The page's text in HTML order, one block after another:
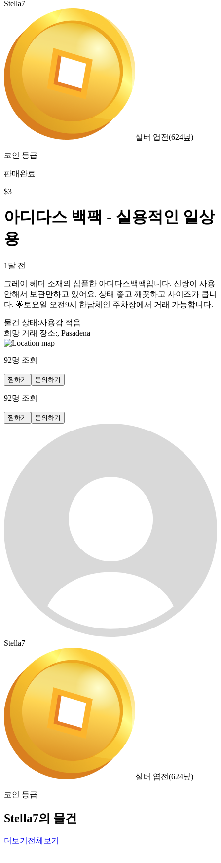
Stella7
실버 엽전(624닢)
코인 등급
판매완료
$3
아디다스 백팩 - 실용적인 일상
용
1달 전
그레이 헤더 소재의 심플한 아디다스백팩입니다. 신랑이 사용
안해서 보관만하고 있어요. 상태 좋고 깨끗하고 사이즈가 큽니
다. 🌟토요일 오전9시 한남체인 주차장에서 거래 가능합니다.
물건 상태 :사용감 적음
희망 거래 장소:, Pasadena
92명 조회
찜하기 문의하기
92명 조회
찜하기 문의하기
Stella7
실버 엽전(624닢)
코인 등급
Stella7의 물건
더보기 전체보기